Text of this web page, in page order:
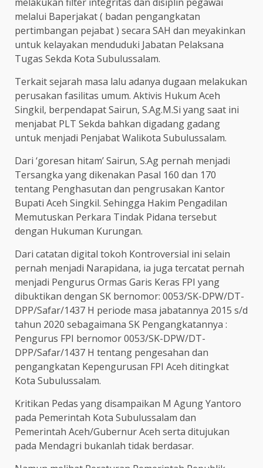
melalui Baperjakat ( badan pengangkatan
pertimbangan pejabat ) secara SAH dan meyakinkan
untuk kelayakan menduduki Jabatan Pelaksana
Tugas Sekda Kota Subulussalam.
Terkait sejarah masa lalu adanya dugaan melakukan
perusakan fasilitas umum. Aktivis Hukum Aceh
Singkil, berpendapat Sairun, S.Ag.M.Si yang saat ini
menjabat PLT Sekda bahkan digadang gadang
untuk menjadi Penjabat Walikota Subulussalam.
Dari ‘goresan hitam’ Sairun, S.Ag pernah menjadi
Tersangka yang dikenakan Pasal 160 dan 170
tentang Penghasutan dan pengrusakan Kantor
Bupati Aceh Singkil. Sehingga Hakim Pengadilan
Memutuskan Perkara Tindak Pidana tersebut
dengan Hukuman Kurungan.
Dari catatan digital tokoh Kontroversial ini selain
pernah menjadi Narapidana, ia juga tercatat pernah
menjadi Pengurus Ormas Garis Keras FPI yang
dibuktikan dengan SK bernomor: 0053/SK-DPW/DT-
DPP/Safar/1437 H periode masa jabatannya 2015 s/d
tahun 2020 sebagaimana SK Pengangkatannya :
Pengurus FPI bernomor 0053/SK-DPW/DT-
DPP/Safar/1437 H tentang pengesahan dan
pengangkatan Kepengurusan FPI Aceh ditingkat
Kota Subulussalam.
Kritikan Pedas yang disampaikan M Agung Yantoro
pada Pemerintah Kota Subulussalam dan
Pemerintah Aceh/Gubernur Aceh serta ditujukan
pada Mendagri bukanlah tidak berdasar.